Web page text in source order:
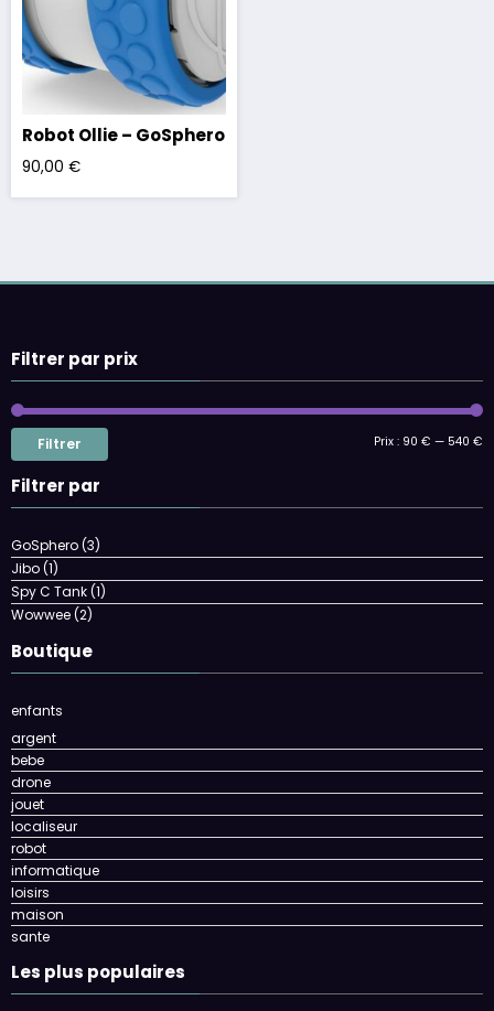
Robot Ollie – GoSphero
90,00 €
Filtrer par prix
Filtrer Prix : 90 € — 540 €
Filtrer par
GoSphero(3)
Jibo(1)
Spy C Tank(1)
Wowwee(2)
Boutique
enfants
argent
bebe
drone
jouet
localiseur
robot
informatique
loisirs
maison
sante
Les plus populaires